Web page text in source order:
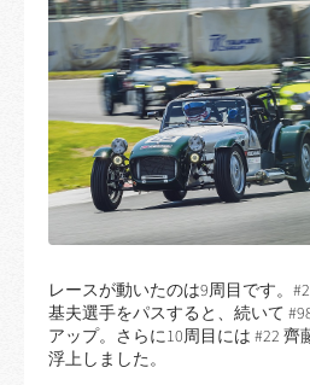
レースが動いたのは9周目です。
基夫選手をパスすると、続いて
アップ。さらに10周目には #22
浮上しました。